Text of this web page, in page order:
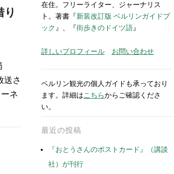
り
送さ
ネ
在住。フリーライター、ジャーナリス
ト。著書『新装改訂版 ベルリンガイドブ
ック 』、『街歩きのドイツ語』
詳しいプロフィール お問い合わせ
ベルリン観光の個人ガイドも承っており
ます。詳細はこちらからご確認くださ
い。
最近の投稿
『おとうさんのポストカード』（講談
社）が刊行